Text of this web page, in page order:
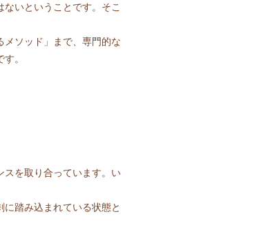
いということです。そこ
メソッド」まで、専門的な
。
スを取り合っています。い
踏み込まれている状態と